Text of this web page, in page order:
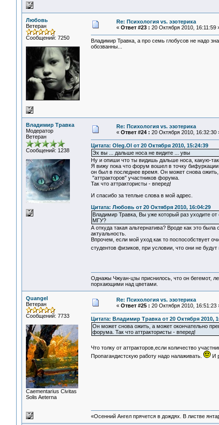
Любовь
Ветеран
Сообщений: 7250
Re: Психология vs. эзотерика
« Ответ #23 : 20 Октября 2010, 16:11:59
Владимир Травка, а про семь глобусов не надо
обозванны...
Владимир Травка
Модератор
Ветеран
Сообщений: 1238
Re: Психология vs. эзотерика
« Ответ #24 : 20 Октября 2010, 16:32:30
Цитата: Oleg.Ol от 20 Октября 2010, 15:24:39
Эх вы ... дальше носа не видите ... увы
Ну и опиши что ты видишь дальше носа, какую-
Я вижу пока что форум вошел в точку
он был в последнее время. Он может снова
"аттракторов" участников форума.
Так что аттрактористы - вперед!
И спасибо за теплые слова в мой адрес.
Цитата: Любовь от 20 Октября 2010, 16:04:29
Владимир Травка, Вы уже который раз уходите
МГУ?
А откуда такая альтернатива? Вроде как это
актуальность.
Впрочем, если мой уход как то поспособствует
студентов физиков, при условии, что они не
Однажы Чжуан-цзы приснилось, что он бегемот,
порхающими над цветами.
Quangel
Ветеран
Сообщений: 7733
Сaementarius Civitas
Solis Aeterna
Re: Психология vs. эзотерика
« Ответ #25 : 20 Октября 2010, 16:51:23
Цитата: Владимир Травка от 20 Октября 2010,
Он может снова ожить, а может окончательно
форума. Так что аттрактористы - вперед!
Что толку от аттракторов,если количество
Пропагандистскую работу надо налаживать.
И
«Осенний Ангел прячется в дождях. В листве